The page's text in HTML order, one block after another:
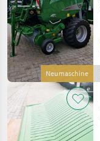
Neumaschine